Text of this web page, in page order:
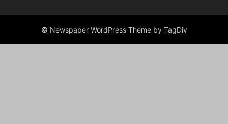
© Newspaper WordPress Theme by TagDiv